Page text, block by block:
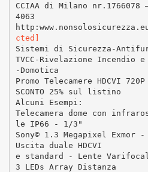
CCIAA di Milano
4063
cted]
Sistemi di Sicurezza-
TVCC-Rivelazione Incendio
-Domotica
Promo Telecamere HDCVI
SCONTO 25% sul listino
Alcuni Esempi:
Telecamera dome con
le IP66 - 1/3"
Sony© 1.3 Megapixel Exmor -
Uscita duale HDCVI
e standard - Lente
3 LEDs Array Distanza